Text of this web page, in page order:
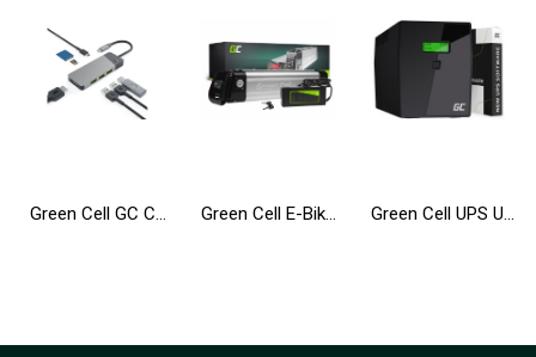
Green Cell E-Bike Akku 36V 10.4Ah 374Wh Silverfish Elektrofahrrad 2 Pin für Zündapp, Telefunken, Ancheer mit Ladegerät